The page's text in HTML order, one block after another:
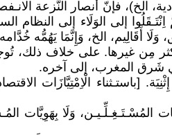
الخ)، فإنّ أنصار النَّزعة
إلى الوَلَاء إلى النظام
أَقَالِيم، الخ، وَإِنَّمَا يَهُمُّه
مِن غيرها. على خلاف ذلك،
شَرق المغرب، إلى آخره.
[باستـثناء الْاِمْتِيَّازَات
وَلَا بِهَوِيَّات